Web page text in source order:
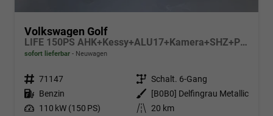
Volkswagen Golf
LIFE 150PS AHK+Kessy+ALU17+Kamera+SHZ+Parklenk+Alarm
sofort lieferbar Neuwagen
Fahrzeugnr. 71147 Getriebe Schalt. 6-Gang
Kraftstoff Benzin Außenfarbe
[B0B0] Delfingrau Metallic
Leistung 110 kW (150 PS) Kilometerstand 20 km